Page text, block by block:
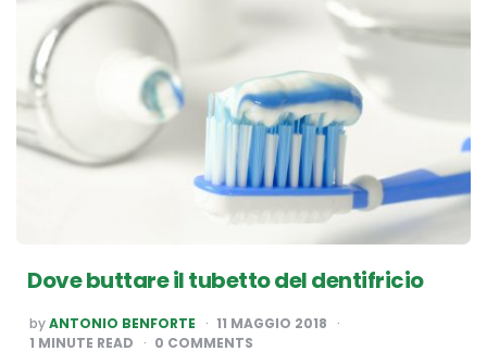
Dove buttare il tubetto del dentifricio
POSTED
BY
byANTONIO BENFORTE
11 MAGGIO 2018
1 MINUTE READ 0 COMMENTS